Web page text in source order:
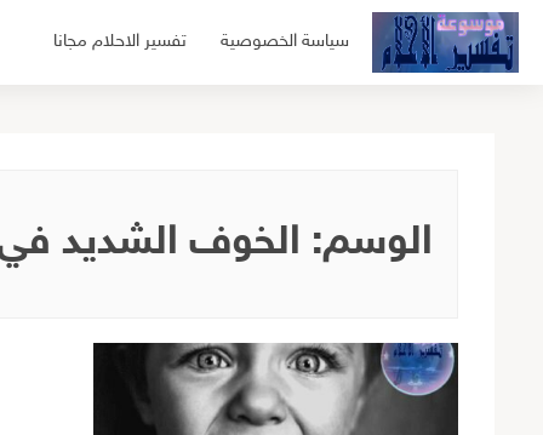
التجاوز
سياسة الخصوصية تفسير الاحلام مجانا
الوسم: الخوف الشديد في